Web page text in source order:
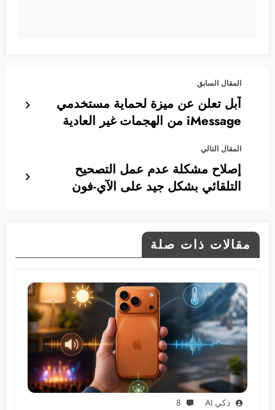
المقال السابق
آبل تعلن عن ميزة لحماية مستخدمي
iMessage من الهجمات غير العادية
المقال التالي
إصلاح مشكلة عدم عمل التصحيح
التلقائي بشكل جيد على الآي-فون
مقالات ذات صلة
ذكي AI 8